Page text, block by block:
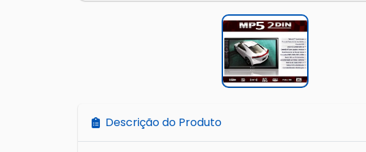
Descrição do Produto